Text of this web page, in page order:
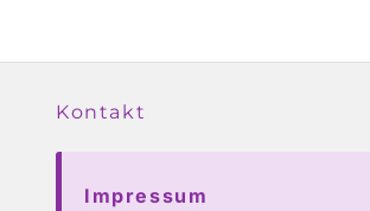
Kontakt
Impressum